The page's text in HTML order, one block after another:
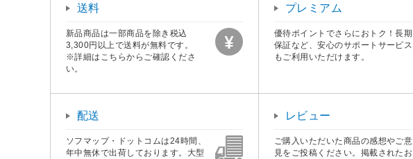
送料
新品商品は一部商品を除き税込
3,300円以上で送料が無料です。
※詳細はこちらからご確認くださ
い。
プレミアム
優待ポイントでさらにおトク！長期
保証など、安心のサポートサービス
もご利用いただけます。
配送
ソフマップ・ドットコムは24時間、
年中無休で出荷しております。大型
レビュー
ご購入いただいた商品の感想やご意
見をご投稿ください。掲載されたお